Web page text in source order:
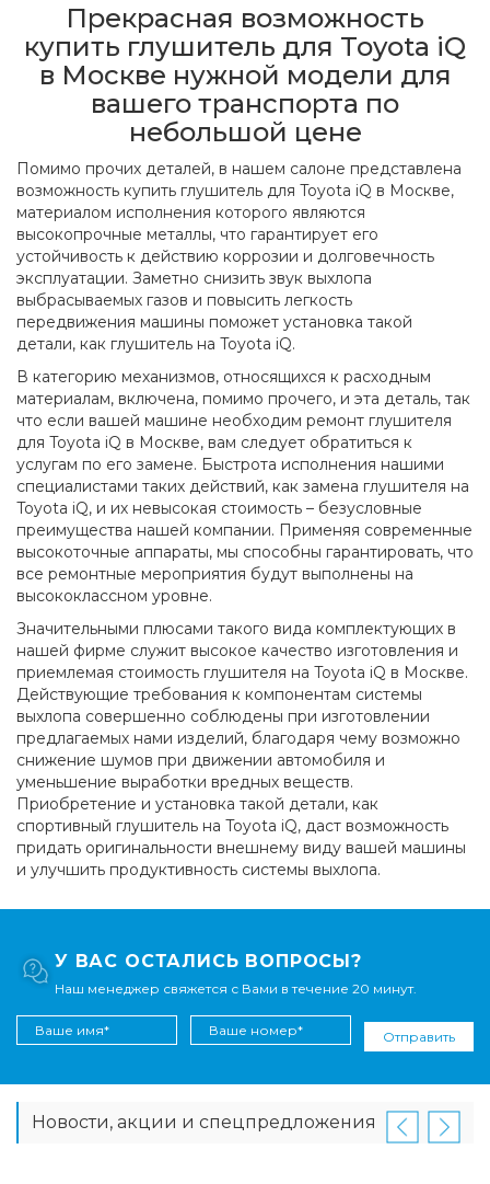
Прекрасная возможность
купить глушитель для Toyota iQ
в Москве нужной модели для
вашего транспорта по
небольшой цене
Помимо прочих деталей, в нашем салоне представлена
возможность купить глушитель для Toyota iQ в Москве,
материалом исполнения которого являются
высокопрочные металлы, что гарантирует его
устойчивость к действию коррозии и долговечность
эксплуатации. Заметно снизить звук выхлопа
выбрасываемых газов и повысить легкость
передвижения машины поможет установка такой
детали, как глушитель на Toyota iQ.
В категорию механизмов, относящихся к расходным
материалам, включена, помимо прочего, и эта деталь, так
что если вашей машине необходим ремонт глушителя
для Toyota iQ в Москве, вам следует обратиться к
услугам по его замене. Быстрота исполнения нашими
специалистами таких действий, как замена глушителя на
Toyota iQ, и их невысокая стоимость – безусловные
преимущества нашей компании. Применяя современные
высокоточные аппараты, мы способны гарантировать, что
все ремонтные мероприятия будут выполнены на
высококлассном уровне.
Значительными плюсами такого вида комплектующих в
нашей фирме служит высокое качество изготовления и
приемлемая стоимость глушителя на Toyota iQ в Москве.
Действующие требования к компонентам системы
выхлопа совершенно соблюдены при изготовлении
предлагаемых нами изделий, благодаря чему возможно
снижение шумов при движении автомобиля и
уменьшение выработки вредных веществ.
Приобретение и установка такой детали, как
спортивный глушитель на Toyota iQ, даст возможность
придать оригинальности внешнему виду вашей машины
и улучшить продуктивность системы выхлопа.
У ВАС ОСТАЛИСЬ ВОПРОСЫ?
Наш менеджер свяжется с Вами в течение 20 минут.
Отправить
Новости, акции и спецпредложения